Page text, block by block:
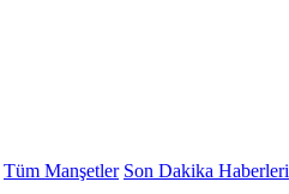
Tüm Manşetler Son Dakika Haberleri